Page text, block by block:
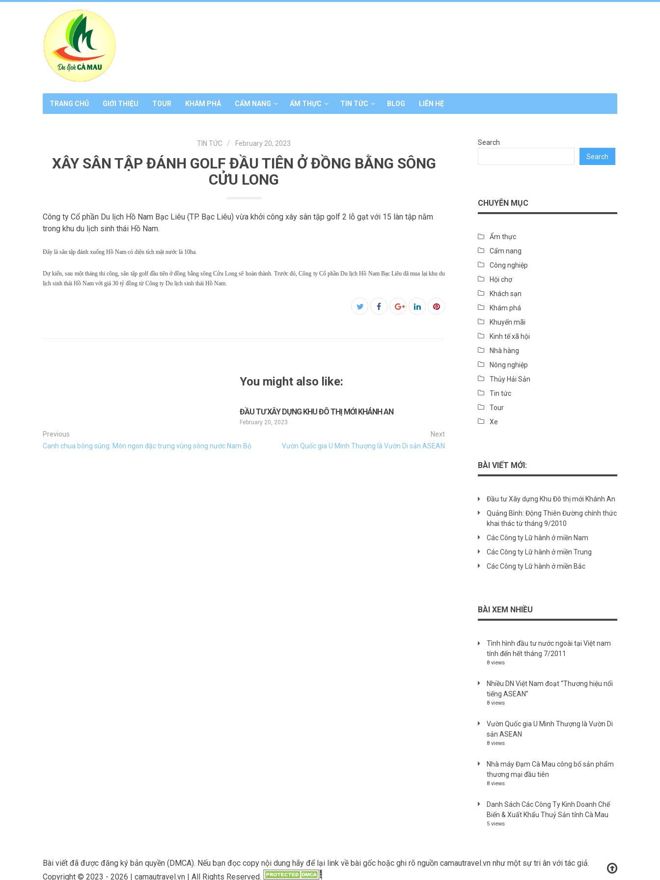
TRANG CHỦ GIỚI THIỆU TOUR KHÁM PHÁ CẨM NANG ẨM THỰC TIN TỨC BLOG LIÊN HỆ
TIN TỨC February 20, 2023
XÂY SÂN TẬP ĐÁNH GOLF ĐẦU TIÊN Ở ĐỒNG BẰNG SÔNG
CỬU LONG
Công ty Cổ phần Du lịch Hồ Nam Bạc Liêu (TP. Bạc Liêu) vừa khởi công xây sân tập golf 2 lỗ gạt với 15 làn tập nằm
trong khu du lịch sinh thái Hồ Nam.
Đây là sân tập đánh xuống Hồ Nam có diện tích mặt nước là 10ha.
Dự kiến, sau một tháng thi công, sân tập golf đầu tiên ở đồng bằng sông Cửu Long sẽ hoàn thành. Trước đó, Công ty Cổ phần Du lịch Hồ Nam Bạc Liêu đã mua lại khu du
lịch sinh thái Hồ Nam với giá 30 tỷ đồng từ Công ty Du lịch sinh thái Hồ Nam.
Facebook
You might also like:
ĐẦU TƯ XÂY DỰNG KHU ĐÔ THỊ MỚI KHÁNH AN
February 20, 2023
Previous
Canh chua bông súng: Món ngon đặc trưng vùng sông nước Nam Bộ
Next
Vườn Quốc gia U Minh Thượng là Vườn Di sản ASEAN
Search
Search
CHUYÊN MỤC
Ẩm thực
Cẩm nang
Công nghiệp
Hội chợ
Khách sạn
Khám phá
Khuyến mãi
Kinh tế xã hội
Nhà hàng
Nông nghiệp
Thủy Hải Sản
Tin tức
Tour
Xe
BÀI VIẾT MỚI:
Đầu tư Xây dựng Khu Đô thị mới Khánh An
Quảng Bình: Động Thiên Đường chính thức
khai thác từ tháng 9/2010
Các Công ty Lữ hành ở miền Nam
Các Công ty Lữ hành ở miền Trung
Các Công ty Lữ hành ở miền Bắc
BÀI XEM NHIỀU
Tình hình đầu tư nước ngoài tại Việt nam
tính đến hết tháng 7/2011
8 views
Nhiều DN Việt Nam đoạt “Thương hiệu nổi
tiếng ASEAN”
8 views
Vườn Quốc gia U Minh Thượng là Vườn Di
sản ASEAN
8 views
Nhà máy Đạm Cà Mau công bố sản phẩm
thương mại đầu tiên
8 views
Danh Sách Các Công Ty Kinh Doanh Chế
Biến & Xuất Khẩu Thuỷ Sản tỉnh Cà Mau
5 views
Bài viết đã được đăng ký bản quyền (DMCA). Nếu bạn đọc copy nội dung hãy để lại link về bài gốc hoặc ghi rõ nguồn camautravel.vn như một sự tri ân với tác giả.
Copyright © 2023 - 2026 | camautravel.vn | All Rights Reserved.